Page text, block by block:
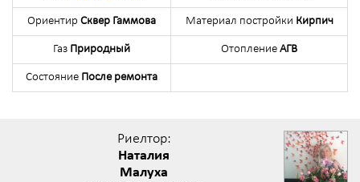
Ориентир Сквер Гаммова Материал постройки Кирпич
Газ Природный Отопление АГВ
Состояние После ремонта
Риелтор:
Наталия
Малуха